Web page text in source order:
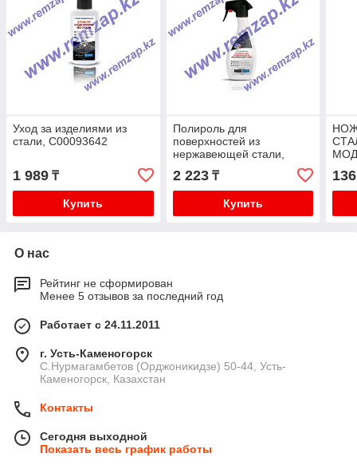
Уход за изделиями из
стали, C00093642
1 989 ₸
Купить
Полироль для
поверхностей из
нержавеющей стали,
C00092814
2 223₸
Купить
О нас
Рейтинг не сформирован
Менее 5 отзывов за последний год
Работает с 24.11.2011
г. Усть-Каменогорск
С.Нурмагамбетов (Орджоникидзе) 50-44, Усть-
Каменогорск, Казахстан
Контакты
Сегодня выходной
Показать весь график работы